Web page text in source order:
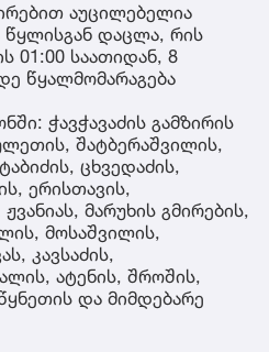
აუცილებელია
დაცლა, რის
01:00 საათიდან, 8
წყალმომარაგება
ჭავჭავაძის გამზირის
შატბერაშვილის,
ცხვედაძის,
ერისთავის,
მარუხის გმირების,
მოსაშვილის,
კავსაძის,
ატენის, შროშის,
და მიმდებარე